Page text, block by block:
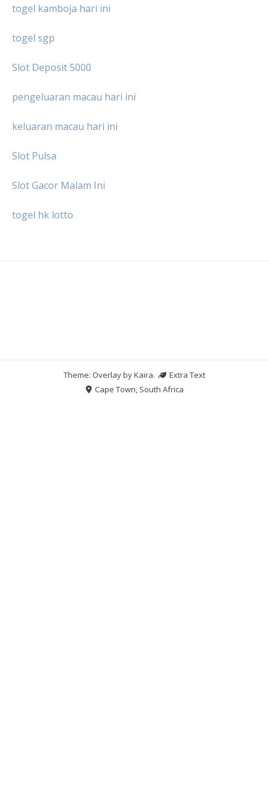
togel kamboja hari ini
togel sgp
Slot Deposit 5000
pengeluaran macau hari ini
keluaran macau hari ini
Slot Pulsa
Slot Gacor Malam Ini
togel hk lotto
Theme: Overlay byKaira.
Extra Text
Cape Town, South Africa